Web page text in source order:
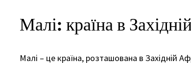
Малі: країна в
Малі – це країна, розташована в Західній